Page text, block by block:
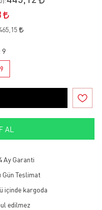
9
9
AL
Ay Garanti
Gün Teslimat
içinde kargoda